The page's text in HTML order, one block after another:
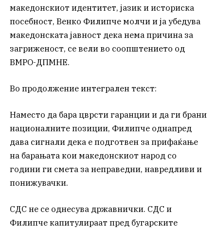
македонскиот идентитет, јазик и историска
посебност, Венко Филипче молчи и ја убедува
македонската јавност дека нема причина за
загриженост, се вели во соопштението од
ВМРО-ДПМНЕ.
Во продолжение интегрален текст:
Наместо да бара цврсти гаранции и да ги брани
националните позиции, Филипче однапред
дава сигнали дека е подготвен за прифаќање
на барањата кои македонскиот народ со
години ги смета за неправедни, навредливи и
понижувачки.
СДС не се однесува државнички. СДС и
Филипче капитулираат пред бугарските